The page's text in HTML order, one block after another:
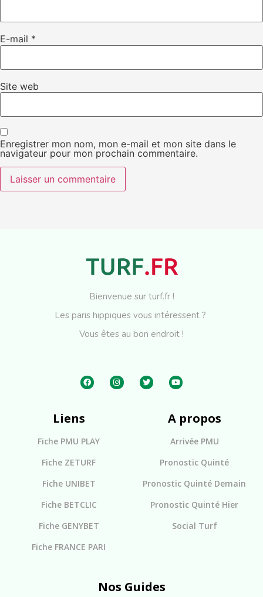
E-mail *
Site web
Enregistrer mon nom, mon e-mail et mon site dans le
navigateur pour mon prochain commentaire.
Bienvenue sur turf.fr !
Les paris hippiques vous intéressent ?
Vous êtes au bon endroit !
Liens
Fiche PMU PLAY
Fiche ZETURF
Fiche UNIBET
Fiche BETCLIC
Fiche GENYBET
Fiche FRANCE PARI
A propos
Arrivée PMU
Pronostic Quinté
Pronostic Quinté Demain
Pronostic Quinté Hier
Social Turf
Nos Guides